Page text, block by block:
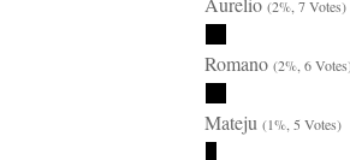
(2%, 7 Votes)
Romano (2%, 6
Mateju (1%, 5 Votes)